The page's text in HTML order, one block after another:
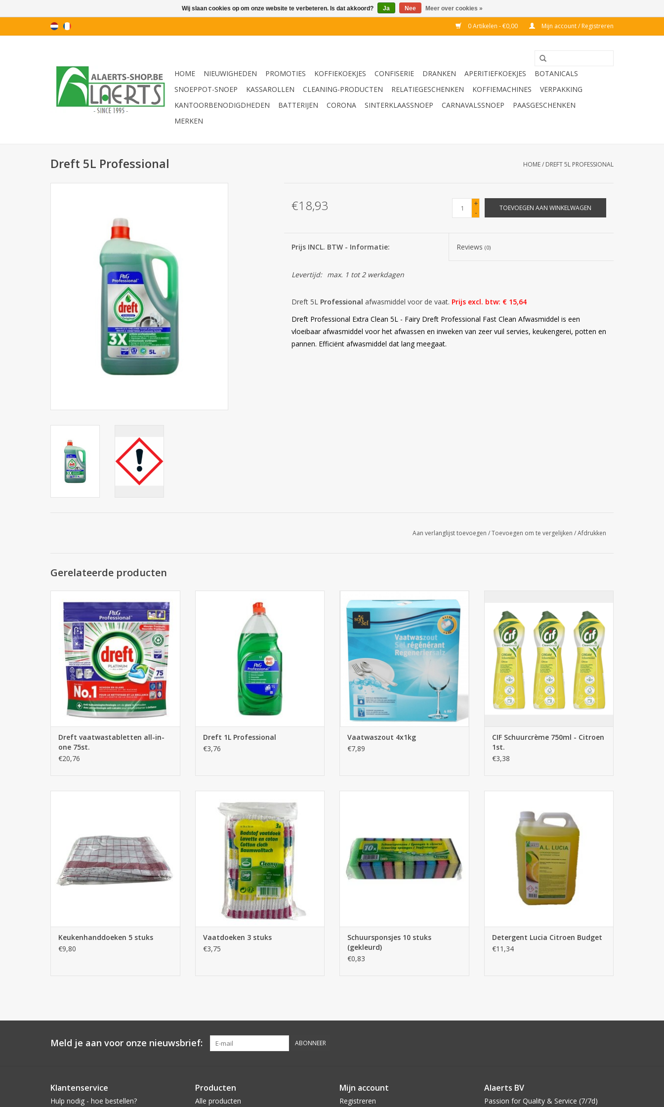
0 Artikelen - €0,00 Mijn account / Registreren
HOME NIEUWIGHEDEN PROMOTIES KOFFIEKOEKJES CONFISERIE DRANKEN APERITIEFKOEKJES
BOTANICALS
SNOEPPOT-SNOEP
KASSAROLLEN CLEANING-PRODUCTEN RELATIEGESCHENKEN KOFFIEMACHINES
VERPAKKING
KANTOORBENODIGDHEDEN
BATTERIJEN CORONA SINTERKLAASSNOEP CARNAVALSSNOEP
PAASGESCHENKEN
MERKEN
Dreft 5L Professional HOME/ DREFT 5L PROFESSIONAL
€18,93
+
-
TOEVOEGEN AAN WINKELWAGEN
Prijs INCL. BTW - Informatie: Reviews(0)
Levertijd: max. 1 tot 2 werkdagen
Dreft 5L Professional afwasmiddel voor de vaat. Prijs excl. btw: € 15,64
Dreft Professional Extra Clean 5L - Fairy Dreft Professional Fast Clean Afwasmiddel is een
vloeibaar afwasmiddel voor het afwassen en inweken van zeer vuil servies, keukengerei, potten en
pannen. Efficiënt afwasmiddel dat lang meegaat.
Aan verlanglijst toevoegen /Toevoegen om te vergelijken /Afdrukken
Gerelateerde producten
TOEVOEGEN AAN WINKELWAGEN
Dreft vaatwastabletten all-in-
one 75st.
€20,76
TOEVOEGEN AAN WINKELWAGEN
Dreft 1L Professional
€3,76
TOEVOEGEN AAN WINKELWAGEN
Vaatwaszout 4x1kg
€7,89
TOEVOEGEN AAN WINKELWAGEN
CIF Schuurcrème 750ml - Citroen
1st.
€3,38
Keukenhanddoeken 5 stuks
€9,80
TOEVOEGEN AAN WINKELWAGEN
Vaatdoeken 3 stuks
€3,75
Schuursponsjes 10 stuks
(gekleurd)
€0,83
TOEVOEGEN AAN WINKELWAGEN
Detergent Lucia Citroen Budget
€11,34
Meld je aan voor onze nieuwsbrief: ABONNEER
Klantenservice
Hulp nodig - hoe bestellen?
Producten
Alle producten
Mijn account
Registreren
Alaerts BV
Passion for Quality & Service (7/7d)
Wij slaan cookies op om onze website te verbeteren. Is dat akkoord? Ja Nee Meer over cookies »